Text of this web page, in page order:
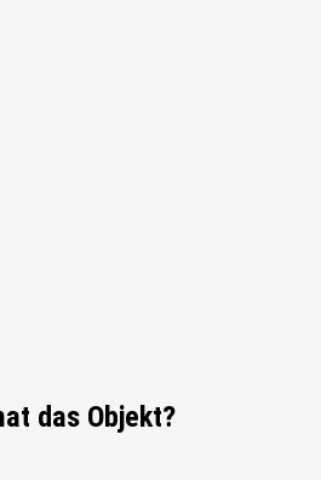
das Objekt?